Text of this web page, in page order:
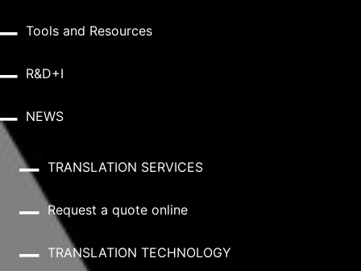
Tools and Resources
R&D+I
NEWS
TRANSLATION SERVICES
Request a quote online
TRANSLATION TECHNOLOGY